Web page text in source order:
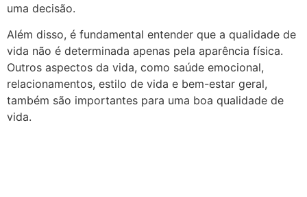
uma decisão.
Além disso, é fundamental entender que a qualidade de
vida não é determinada apenas pela aparência física.
Outros aspectos da vida, como saúde emocional,
relacionamentos, estilo de vida e bem-estar geral,
também são importantes para uma boa qualidade de
vida.